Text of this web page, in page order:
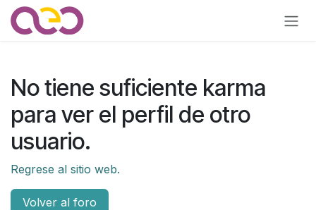
Ir al contenido
No tiene suficiente karma
para ver el perfil de otro
usuario.
Regrese al sitio web.
Volver al foro